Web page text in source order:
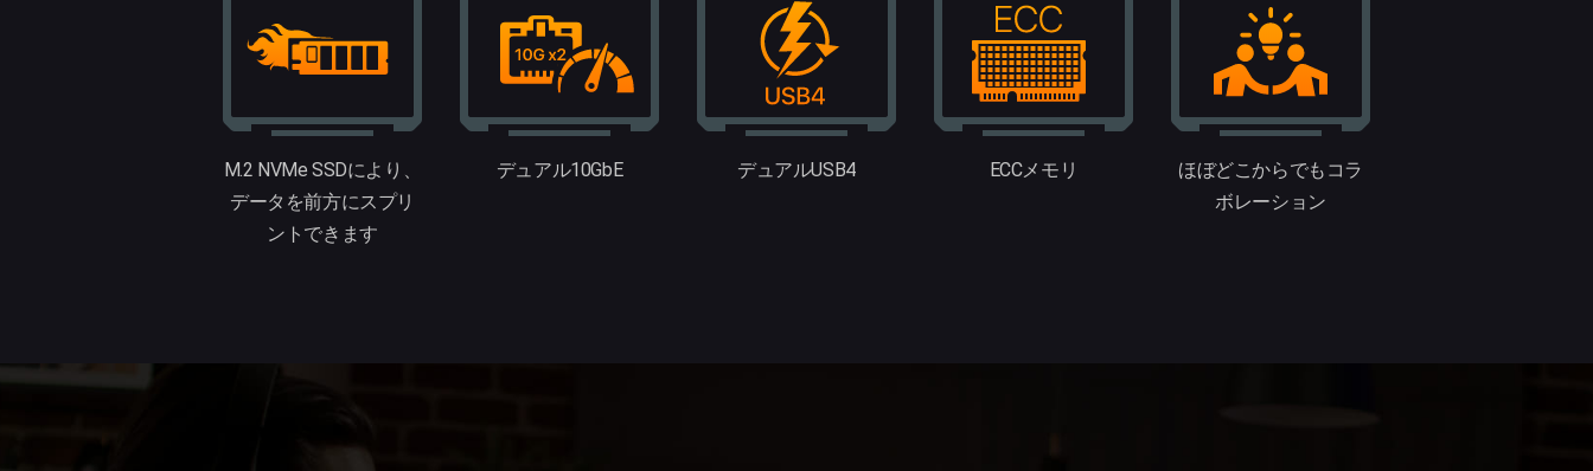
M.2 NVMe SSDにより、
データを前方にスプリ
ントできます
デュアル10GbE デュアルUSB4 ECCメモリ
ほぼどこからでもコラ
ボレーション